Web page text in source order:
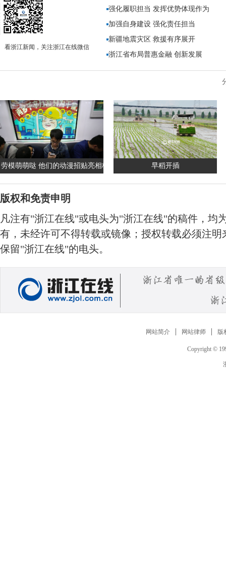
看浙江新闻，关注浙江在线微信
强化履职担当 发挥优势体现作为
加强自身建设 强化责任担当
新疆地震灾区 救援有序展开
浙江省布局普惠金融 创新发展
劳模萌萌哒 他们的动漫招贴亮相杭州地铁站 早稻开插
版权和免责申明
凡注有"浙江在线"或电头为"浙江在线"的稿件，均
有，未经许可不得转载或镜像；授权转载必须注
保留"浙江在线"的电头。
网站简介 网站律师 版
Copyright ©